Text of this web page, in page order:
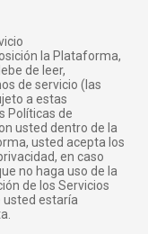
la Plataforma,
de leer,
de servicio (las
a estas
Políticas de
usted dentro de la
usted acepta los
en caso
no haga uso de la
de los Servicios
usted estaría